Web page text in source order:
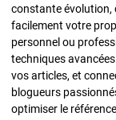
constante évolution,
facilement votre
personnel ou
techniques
vos articles, et
blogueurs
optimiser le